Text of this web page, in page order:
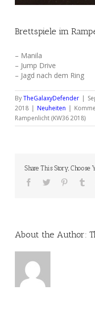
Brettspiele im
– Manila
– Jump Drive
– Jagd nach dem Ring
ByTheGalaxyDefender |
2018 | Neuheiten |
Rampenlicht (KW36 2018)
Share This Story, Choose
About the Author: